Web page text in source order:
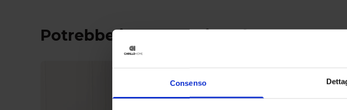
Consenso
Potrebbe interessarti anche